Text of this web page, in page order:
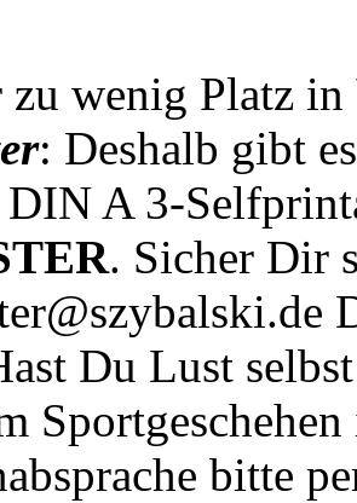
zu wenig Platz in
: Deshalb gibt
DIN A 3-
. Sicher Dir
Du Lust
bitte